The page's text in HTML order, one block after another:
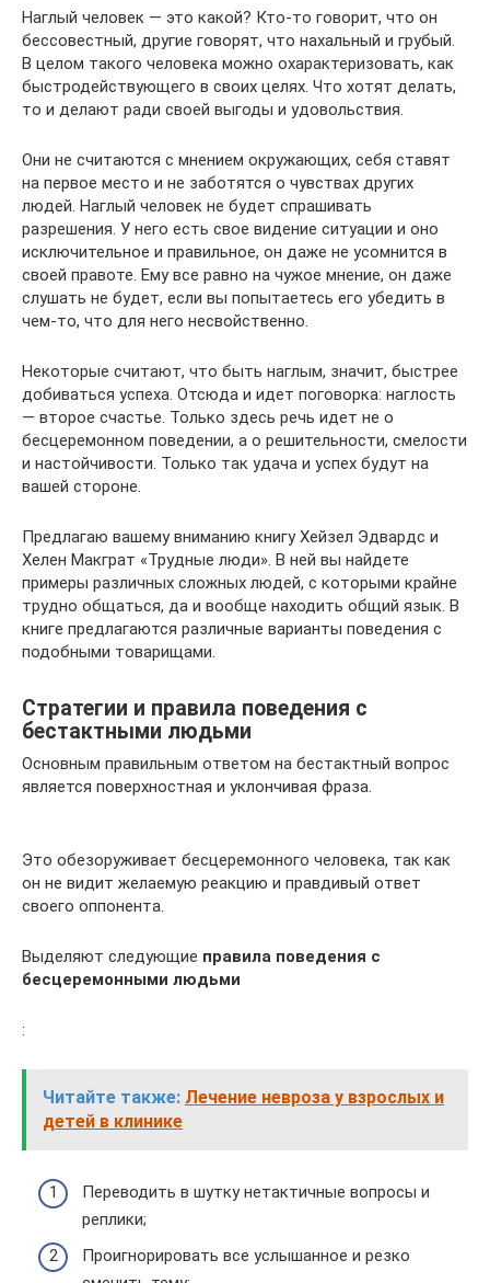
Наглый человек — это какой? Кто-то говорит, что он
бессовестный, другие говорят, что нахальный и грубый.
В целом такого человека можно охарактеризовать, как
быстродействующего в своих целях. Что хотят делать,
то и делают ради своей выгоды и удовольствия.
Они не считаются с мнением окружающих, себя ставят
на первое место и не заботятся о чувствах других
людей. Наглый человек не будет спрашивать
разрешения. У него есть свое видение ситуации и оно
исключительное и правильное, он даже не усомнится в
своей правоте. Ему все равно на чужое мнение, он даже
слушать не будет, если вы попытаетесь его убедить в
чем-то, что для него несвойственно.
Некоторые считают, что быть наглым, значит, быстрее
добиваться успеха. Отсюда и идет поговорка: наглость
— второе счастье. Только здесь речь идет не о
бесцеремонном поведении, а о решительности, смелости
и настойчивости. Только так удача и успех будут на
вашей стороне.
Предлагаю вашему вниманию книгу Хейзел Эдвардс и
Хелен Макграт «Трудные люди». В ней вы найдете
примеры различных сложных людей, с которыми крайне
трудно общаться, да и вообще находить общий язык. В
книге предлагаются различные варианты поведения с
подобными товарищами.
Стратегии и правила поведения с
бестактными людьми
Основным правильным ответом на бестактный вопрос
является поверхностная и уклончивая фраза.
Это обезоруживает бесцеремонного человека, так как
он не видит желаемую реакцию и правдивый ответ
своего оппонента.
Выделяют следующие правила поведения с
бесцеремонными людьми
:
Читайте также: Лечение невроза у взрослых и
детей в клинике
Переводить в шутку нетактичные вопросы и
реплики;
Проигнорировать все услышанное и резко